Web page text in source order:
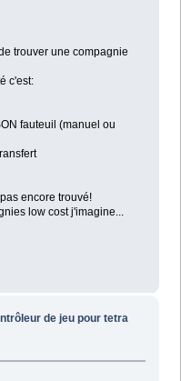
trouver une compagnie
c'est:
fauteuil (manuel ou
encore trouvé!
low cost j'imagine...
de jeu pour tetra